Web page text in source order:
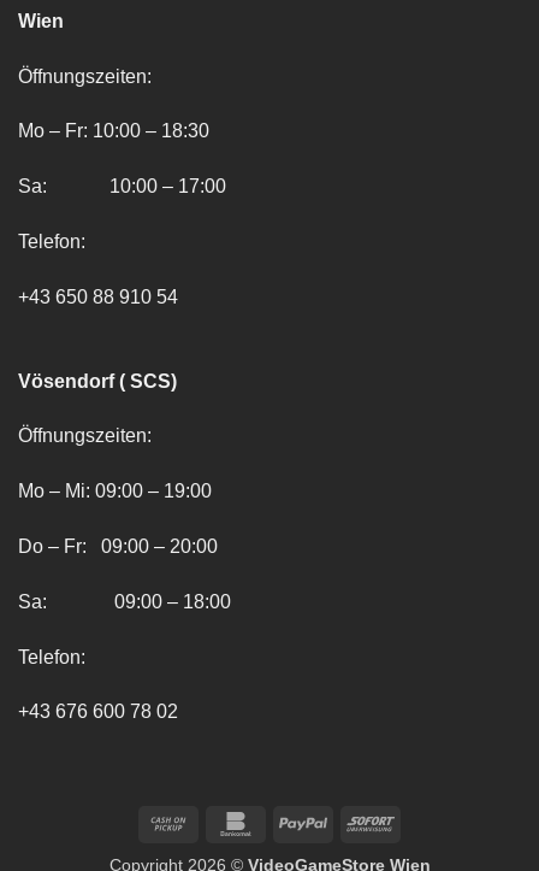
Wien
Öffnungszeiten:
Mo – Fr: 10:00 – 18:30
Sa: 10:00 – 17:00
Telefon:
+43 650 88 910 54
Vösendorf ( SCS)
Öffnungszeiten:
Mo – Mi: 09:00 – 19:00
Do – Fr: 09:00 – 20:00
Sa: 09:00 – 18:00
Telefon:
+43 676 600 78 02
Cash
BankomatPayPal Sofort
Copyright 2026 © VideoGameStore Wien